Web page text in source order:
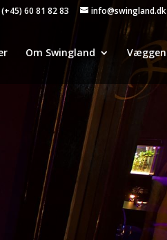
(+45) 60 81 82 83 info@swingland.dk
Om Swingland Væggen